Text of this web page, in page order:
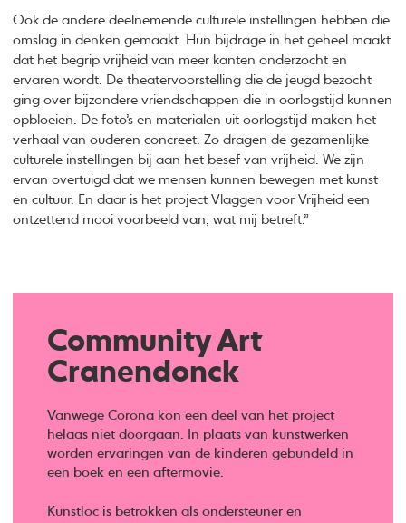
Ook de andere deelnemende culturele instellingen hebben die
omslag in denken gemaakt. Hun bijdrage in het geheel maakt
dat het begrip vrijheid van meer kanten onderzocht en
ervaren wordt. De theatervoorstelling die de jeugd bezocht
ging over bijzondere vriendschappen die in oorlogstijd kunnen
opbloeien. De foto’s en materialen uit oorlogstijd maken het
verhaal van ouderen concreet. Zo dragen de gezamenlijke
culturele instellingen bij aan het besef van vrijheid. We zijn
ervan overtuigd dat we mensen kunnen bewegen met kunst
en cultuur. En daar is het project Vlaggen voor Vrijheid een
ontzettend mooi voorbeeld van, wat mij betreft.”
Community Art
Cranendonck
Vanwege Corona kon een deel van het project
helaas niet doorgaan. In plaats van kunstwerken
worden ervaringen van de kinderen gebundeld in
een boek en een aftermovie.
Kunstloc is betrokken als ondersteuner en